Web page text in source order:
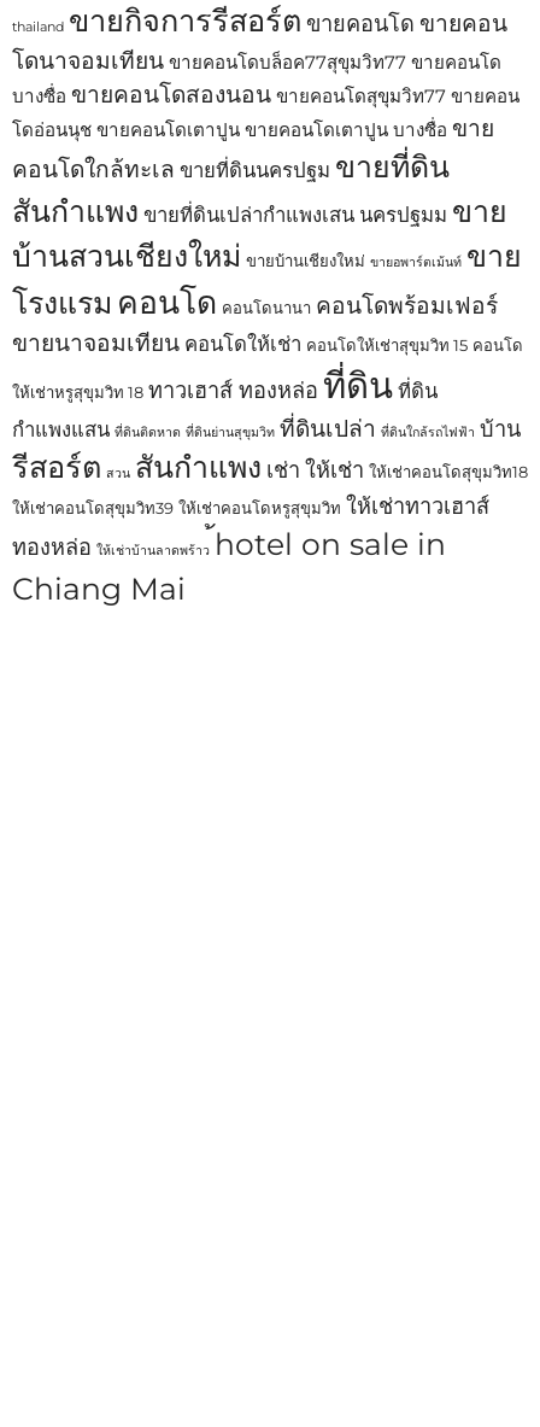
thailand ขายกิจการรีสอร์ต ขายคอนโด ขายคอน
โดนาจอมเทียน ขายคอนโดบล็อค77สุขุมวิท77 ขายคอนโด
บางซื่อ ขายคอนโดสองนอน ขายคอนโดสุขุมวิท77 ขายคอน
โดอ่อนนุช ขายคอนโดเตาปูน ขายคอนโดเตาปูน บางซื่อ ขาย
คอนโดใกล้ทะเล ขายที่ดินนครปฐม ขายที่ดิน
สันกำแพง ขายที่ดินเปล่ากำแพงเสน นครปฐมม ขาย
บ้านสวนเชียงใหม่ ขายบ้านเชียงใหม่ ขายอพาร์ตเม้นท์ ขาย
โรงแรม คอนโด คอนโดนานา คอนโดพร้อมเฟอร์
ขายนาจอมเทียน คอนโดให้เช่า คอนโดให้เช่าสุขุมวิท 15 คอนโด
ให้เช่าหรูสุขุมวิท 18 ทาวเฮาส์ ทองหล่อ ที่ดิน ที่ดิน
กำแพงแสน ที่ดินติดหาด ที่ดินย่านสุขุมวิท ที่ดินเปล่า ที่ดินใกล้รถไฟฟ้า บ้าน
รีสอร์ต สวน สันกำแพง เช่า ให้เช่า ให้เช่าคอนโดสุขุมวิท18
ให้เช่าคอนโดสุขุมวิท39 ให้เช่าคอนโดหรูสุขุมวิท ให้เช่าทาวเฮาส์
ทองหล่อ ให้เช่าบ้านลาดพร้าว ้hotel on sale in
Chiang Mai